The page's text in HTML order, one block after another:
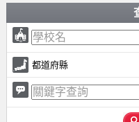
都道府縣